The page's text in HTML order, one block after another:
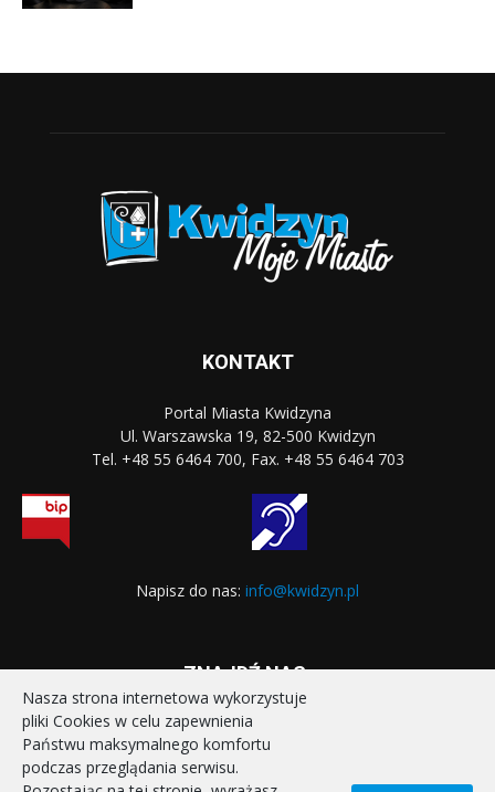
KONTAKT
Portal Miasta Kwidzyna
Ul. Warszawska 19, 82-500 Kwidzyn
Tel. +48 55 6464 700, Fax. +48 55 6464 703
Napisz do nas: info@kwidzyn.pl
ZNAJDŹ NAS:
Nasza strona internetowa wykorzystuje
pliki Cookies w celu zapewnienia
Państwu maksymalnego komfortu
podczas przeglądania serwisu.